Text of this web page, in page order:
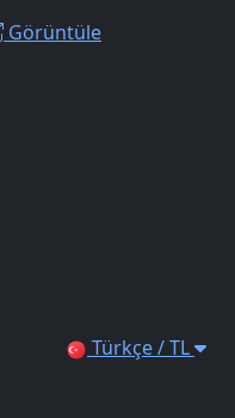
Görüntüle
Türkçe / TL